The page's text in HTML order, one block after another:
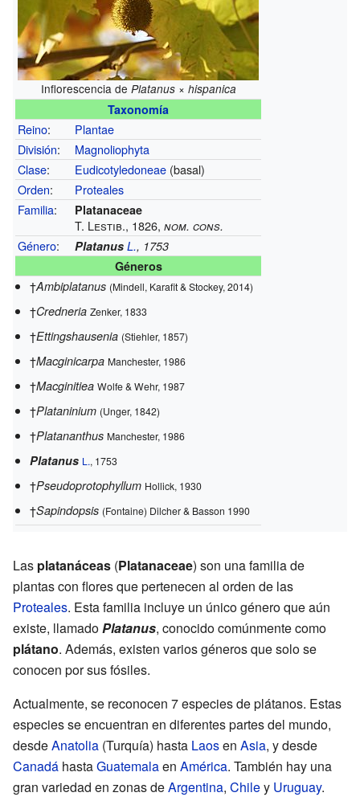
Inflorescencia de Platanus × hispanica
Taxonomía
Reino:
Plantae
División:
Magnoliophyta
Clase: Eudicotyledoneae (basal)
Orden:
Proteales
Familia: Platanaceae
T. Lestib., 1826,nom. cons.
Género: Platanus L., 1753
Géneros
†Ambiplatanus (Mindell, Karafit & Stockey, 2014)
†Credneria Zenker, 1833
†Ettingshausenia (Stiehler, 1857)
†Macginicarpa Manchester, 1986
†Macginitiea Wolfe & Wehr, 1987
†Plataninium (Unger, 1842)
†Platananthus Manchester, 1986
Platanus L., 1753
†Pseudoprotophyllum Hollick, 1930
†Sapindopsis (Fontaine) Dilcher & Basson 1990
Las platanáceas (Platanaceae) son una familia de
plantas con flores que pertenecen al orden de las
Proteales. Esta familia incluye un único género que aún
existe, llamadoPlatanus, conocido comúnmente como
plátano. Además, existen varios géneros que solo se
conocen por sus fósiles.
Actualmente, se reconocen 7 especies de plátanos. Estas
especies se encuentran en diferentes partes del mundo,
desdeAnatolia (Turquía) hasta Laosen Asia, y desde
Canadá hastaGuatemalaen América. También hay una
gran variedad en zonas deArgentina, Chiley Uruguay.